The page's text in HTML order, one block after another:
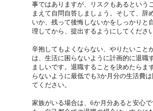
事ではありますが、リスクもあるという
まえて自問自答しましょう。そして、辞
いか、残って後悔しないかをしっかりと
理してから、提出するようにしてください
辛抱してもよくならない、やりたいこと
は、生活に困らないように計画的に退職
ましいです。退職することを決めたらま
らないように最低でも3か月分の生活費
てください。
家族がいる場合は、6か月分あると安心